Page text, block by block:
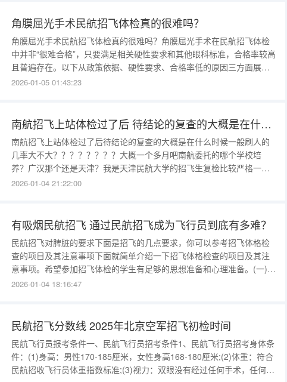
角膜屈光手术民航招飞体检真的很难吗？
角膜屈光手术民航招飞体检真的很难吗？角膜屈光手术在民航招飞体检
中并非“很难合格”，只要满足相关硬性要求和其他眼科标准，合格率较高
且普遍存在。以下从政策依据、硬性要求、合格率低的原因三方面展开
分析：政策依据：招飞标准已放宽角膜屈光手术限制2017年9月民航局
2026-01-05 01:43:23
南航招飞上站体检过了后 待结论的复查的大概是在什么时候 一般刷人的几率大不大？？？？？？？？
南航招飞上站体检过了后待结论的复查的大概是在什么时候一般刷人的
几率大不大？？？？？？？？大概一个多月吧南航委托的哪个学校培
养？广汉那个还是天津？我是天津民航大学的招飞生复检比较严格一般
要是有没过的会让你去三甲医院复查如果还是没过就没戏了最好不要造
2026-01-04 21:22:00
有吸烟民航招飞 通过民航招飞成为飞行员到底有多难？
民航招飞对脾脏的要求下面是招飞的几点要求，你可以参考招飞体格检
查的项目及其注意事项下面就简单介绍一下招飞体格检查的项目及其注
意事项。希望参加招飞体检的学生有足够的思想准备和心理准备。(一)眼
科眼科检查一般按项目的不同，分别有明室和暗室进行。第一次进入眼
2026-01-04 18:16:47
民航招飞分数线 2025年北京空军招飞初检时间
民航飞行员报考条件一、民航飞行员招考条件1、民航飞行员招考身体条
件：(1)身高：男性170-185厘米，女性身高168-180厘米;(2)体重：符合
民航招收飞行员体重指数标准;(3)视力：双眼没有经过任何手术，任何一